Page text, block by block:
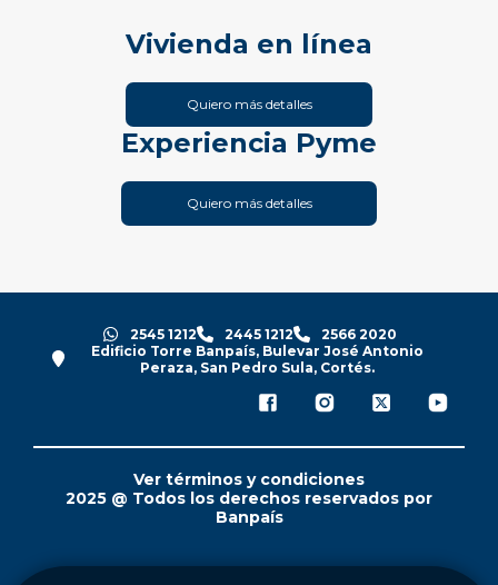
Vivienda en línea
Quiero más detalles
Experiencia Pyme
Quiero más detalles
2545 1212 2445 1212
2566 2020
Edificio Torre Banpaís, Bulevar José Antonio
Peraza, San Pedro Sula, Cortés.
Ver términos y condiciones
2025 @ Todos los derechos reservados por
Banpaís